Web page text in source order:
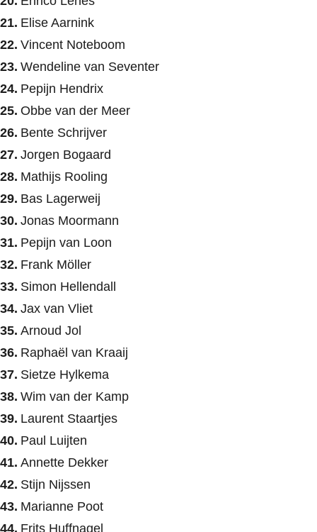
Elise Aarnink
Vincent Noteboom
Wendeline van Seventer
Pepijn Hendrix
Obbe van der Meer
Bente Schrijver
Jorgen Bogaard
Mathijs Rooling
Bas Lagerweij
Jonas Moormann
Pepijn van Loon
Frank Möller
Simon Hellendall
Jax van Vliet
Arnoud Jol
Raphaël van Kraaij
Sietze Hylkema
Wim van der Kamp
Laurent Staartjes
Paul Luijten
Annette Dekker
Stijn Nijssen
Marianne Poot
Frits Huffnagel